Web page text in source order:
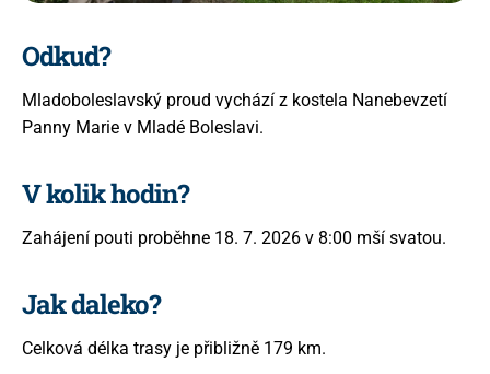
Galerie
+420 739 002 737
Odkud?
Mladoboleslavský proud vychází z kostela Nanebevzetí
Panny Marie v Mladé Boleslavi.
V kolik hodin?
Zahájení pouti proběhne 18. 7. 2026 v 8:00 mší svatou.
Jak daleko?
Celková délka trasy je přibližně 179 km.